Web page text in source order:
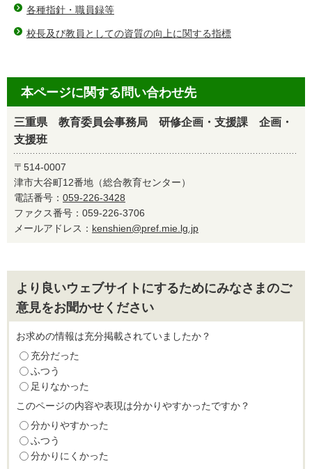
各種指針・職員録等
校長及び教員としての資質の向上に関する指標
本ページに関する問い合わせ先
三重県 教育委員会事務局 研修企画・支援課 企画・
支援班
〒514-0007
津市大谷町12番地（総合教育センター）
電話番号： 059-226-3428
ファクス番号：059-226-3706
メールアドレス： kenshien@pref.mie.lg.jp
より良いウェブサイトにするためにみなさまのご
意見をお聞かせください
お求めの情報は充分掲載されていましたか？
充分だった
ふつう
足りなかった
このページの内容や表現は分かりやすかったですか？
分かりやすかった
ふつう
分かりにくかった